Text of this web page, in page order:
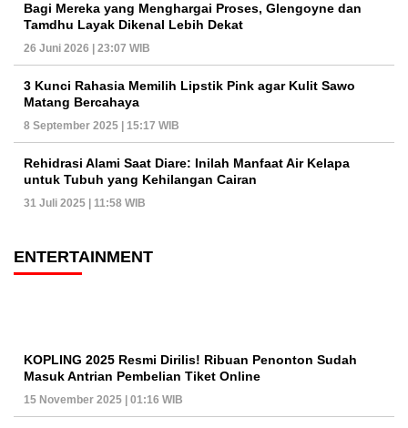
Bagi Mereka yang Menghargai Proses, Glengoyne dan
Tamdhu Layak Dikenal Lebih Dekat
26 Juni 2026 | 23:07 WIB
3 Kunci Rahasia Memilih Lipstik Pink agar Kulit Sawo
Matang Bercahaya
8 September 2025 | 15:17 WIB
Rehidrasi Alami Saat Diare: Inilah Manfaat Air Kelapa
untuk Tubuh yang Kehilangan Cairan
31 Juli 2025 | 11:58 WIB
ENTERTAINMENT
KOPLING 2025 Resmi Dirilis! Ribuan Penonton Sudah
Masuk Antrian Pembelian Tiket Online
15 November 2025 | 01:16 WIB